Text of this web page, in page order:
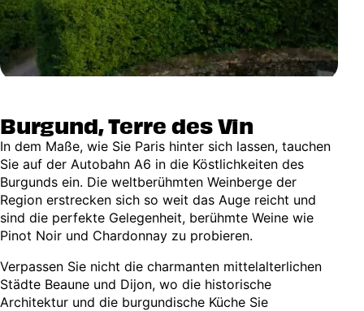
Burgund, Terre des Vin
In dem Maße, wie Sie Paris hinter sich lassen, tauchen
Sie auf der Autobahn A6 in die Köstlichkeiten des
Burgunds ein. Die weltberühmten Weinberge der
Region erstrecken sich so weit das Auge reicht und
sind die perfekte Gelegenheit, berühmte Weine wie
Pinot Noir und Chardonnay zu probieren.
Verpassen Sie nicht die charmanten mittelalterlichen
Städte Beaune und Dijon, wo die historische
Architektur und die burgundische Küche Sie